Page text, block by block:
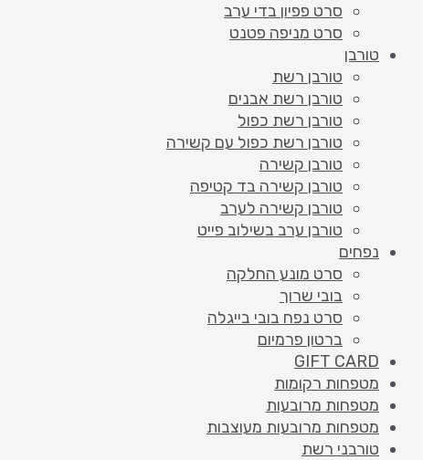
סרט פפיון בדי ערב
סרט מניפה פטנט
טורבן
טורבן רשת
טורבן רשת אבנים
טורבן רשת כפול
טורבן רשת כפול עם קשירה
טורבן קשירה
טורבן קשירה בד קטיפה
טורבן קשירה לערב
טורבן ערב בשילוב פייט
נפחים
סרט מונע החלקה
בובי שרוך
סרט נפח בובי בייגלה
ברטון פרמיום
GIFT CARD
מטפחות רקומות
מטפחות מרובעות
מטפחות מרובעות מעוצבות
טורבני רשת